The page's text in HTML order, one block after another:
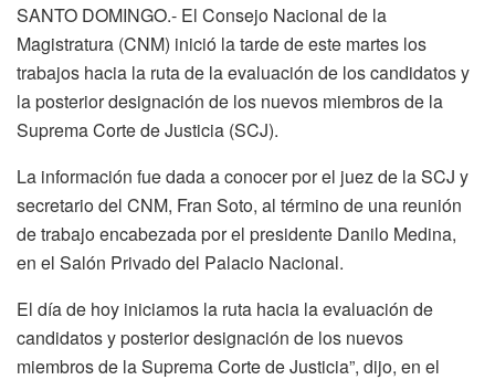
SANTO DOMINGO.- El Consejo Nacional de la
Magistratura (CNM) inició la tarde de este martes los
trabajos hacia la ruta de la evaluación de los candidatos y
la posterior designación de los nuevos miembros de la
Suprema Corte de Justicia (SCJ).
La información fue dada a conocer por el juez de la SCJ y
secretario del CNM, Fran Soto, al término de una reunión
de trabajo encabezada por el presidente Danilo Medina,
en el Salón Privado del Palacio Nacional.
El día de hoy iniciamos la ruta hacia la evaluación de
candidatos y posterior designación de los nuevos
miembros de la Suprema Corte de Justicia”, dijo, en el